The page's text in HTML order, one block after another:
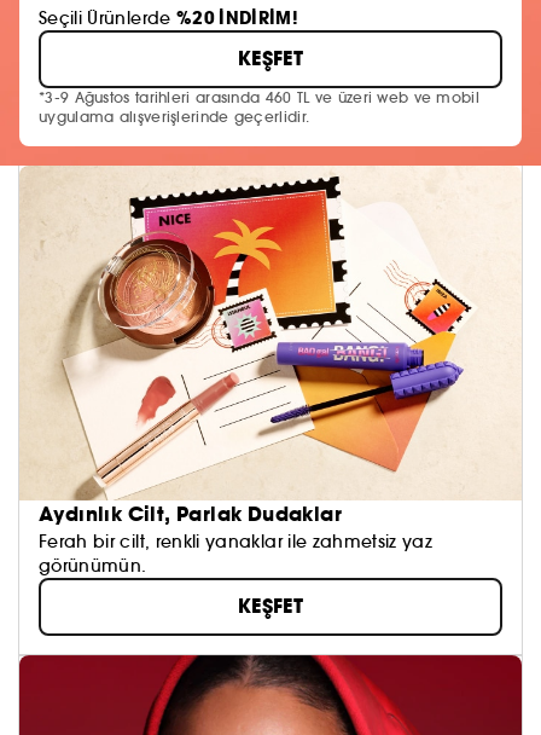
Seçili Ürünlerde %20 İNDİRİM!
KEŞFET
*3-9 Ağustos tarihleri arasında 460 TL ve üzeri web ve mobil
uygulama alışverişlerinde geçerlidir.
Aydınlık Cilt, Parlak Dudaklar
Ferah bir cilt, renkli yanaklar ile zahmetsiz yaz
görünümün.
KEŞFET